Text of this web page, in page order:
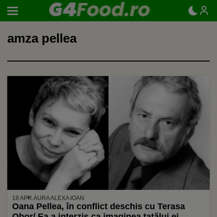
amza pellea
18 APR.AURA ALEXA IOAN
Oana Pellea, în conflict deschis cu Terasa